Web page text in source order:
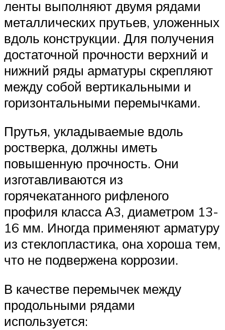
ленты выполняют двумя рядами
металлических прутьев, уложенных
вдоль конструкции. Для получения
достаточной прочности верхний и
нижний ряды арматуры скрепляют
между собой вертикальными и
горизонтальными перемычками.
Прутья, укладываемые вдоль
ростверка, должны иметь
повышенную прочность. Они
изготавливаются из
горячекатанного рифленого
профиля класса А3, диаметром 13-
16 мм. Иногда применяют арматуру
из стеклопластика, она хороша тем,
что не подвержена коррозии.
В качестве перемычек между
продольными рядами
используется: